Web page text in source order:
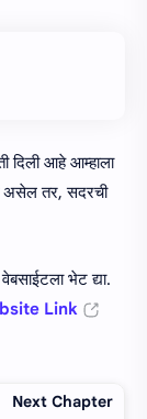
दिली आहे आम्हाला
असेल तर, सदरची
भेट द्या.
Link